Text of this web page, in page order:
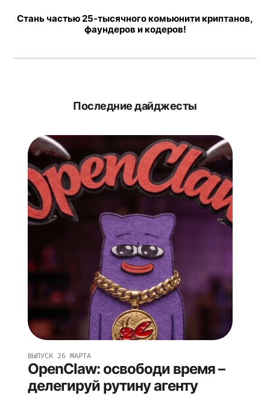
Стань частью 25-тысячного комьюнити криптанов,
фаундеров и кодеров!
Последние дайджесты
ВЫПУСК 26 МАРТА
OpenClaw: освободи время –
делегируй рутину агенту